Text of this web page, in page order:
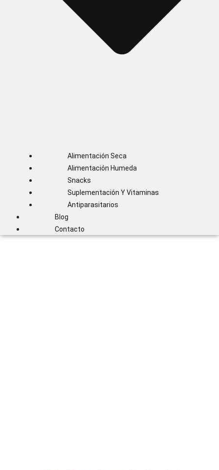
Alimentación Seca
Alimentación Humeda
Snacks
Suplementación Y Vitaminas
Antiparasitarios
Blog
Contacto